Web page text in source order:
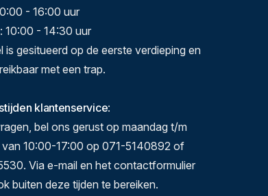
- 16:00 uur
10:00 - 14:30 uur
is gesitueerd op de eerste verdieping en
met een trap.
klantenservice:
bel ons gerust op maandag t/m
van 10:00-17:00 op 071-5140892 of
Via e-mail en het contactformulier
buiten deze tijden te bereiken.